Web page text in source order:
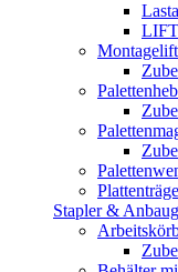
Stapler &